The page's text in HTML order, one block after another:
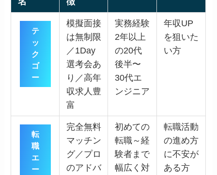
テ
ッ
ク
ゴ
ー
模擬面接
は無制限
／1Day
選考会あ
り／高年
収求人豊
富
実務経験
2年以上
の20代
後半〜
30代エ
ンジニア
年収UP
を狙いた
い方
転
職
エ
ー
完全無料
マッチン
グ／プロ
のアドバ
初めての
転職～経
験者まで
幅広く対
転職活動
の進め方
に不安が
ある方